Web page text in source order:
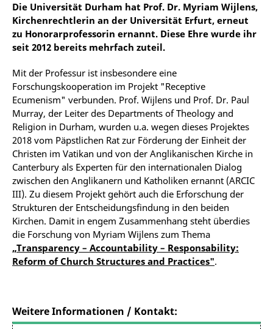
Die Universität Durham hat Prof. Dr. Myriam Wijlens,
Kirchenrechtlerin an der Universität Erfurt, erneut
zu Honorarprofessorin ernannt. Diese Ehre wurde ihr
seit 2012 bereits mehrfach zuteil.
Mit der Professur ist insbesondere eine
Forschungskooperation im Projekt "Receptive
Ecumenism" verbunden. Prof. Wijlens und Prof. Dr. Paul
Murray, der Leiter des Departments of Theology and
Religion in Durham, wurden u.a. wegen dieses Projektes
2018 vom Päpstlichen Rat zur Förderung der Einheit der
Christen im Vatikan und von der Anglikanischen Kirche in
Canterbury als Experten für den internationalen Dialog
zwischen den Anglikanern und Katholiken ernannt (ARCIC
III). Zu diesem Projekt gehört auch die Erforschung der
Strukturen der Entscheidungsfindung in den beiden
Kirchen. Damit in engem Zusammenhang steht überdies
die Forschung von Myriam Wijlens zum Thema
„Transparency – Accountability – Responsability:
Reform of Church Structures and Practices".
Weitere Informationen / Kontakt: